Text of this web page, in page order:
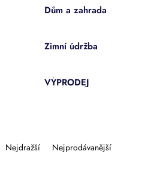
Dům a zahrada
Zimní údržba
VÝPRODEJ
Nejdražší
Nejprodávanější